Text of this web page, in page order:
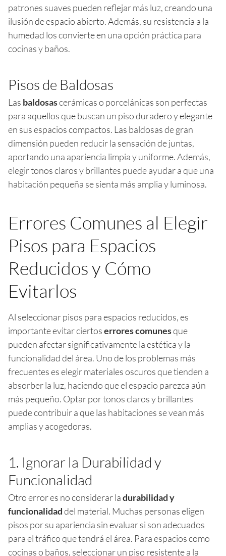
patrones suaves pueden reflejar más luz, creando una
ilusión de espacio abierto. Además, su resistencia a la
humedad los convierte en una opción práctica para
cocinas y baños.
Pisos de Baldosas
Las baldosascerámicas o porcelánicas son perfectas
para aquellos que buscan un piso duradero y elegante
en sus espacios compactos. Las baldosas de gran
dimensión pueden reducir la sensación de juntas,
aportando una apariencia limpia y uniforme. Además,
elegir tonos claros y brillantes puede ayudar a que una
habitación pequeña se sienta más amplia y luminosa.
Errores Comunes al Elegir
Pisos para Espacios
Reducidos y Cómo
Evitarlos
Al seleccionar pisos para espacios reducidos, es
importante evitar ciertoserrores comunesque
pueden afectar significativamente la estética y la
funcionalidad del área. Uno de los problemas más
frecuentes es elegir materiales oscuros que tienden a
absorber la luz, haciendo que el espacio parezca aún
más pequeño. Optar por tonos claros y brillantes
puede contribuir a que las habitaciones se vean más
amplias y acogedoras.
1. Ignorar la Durabilidad y
Funcionalidad
Otro error es no considerar ladurabilidad y
funcionalidaddel material. Muchas personas eligen
pisos por su apariencia sin evaluar si son adecuados
para el tráfico que tendrá el área. Para espacios como
cocinas o baños, seleccionar un piso resistente a la